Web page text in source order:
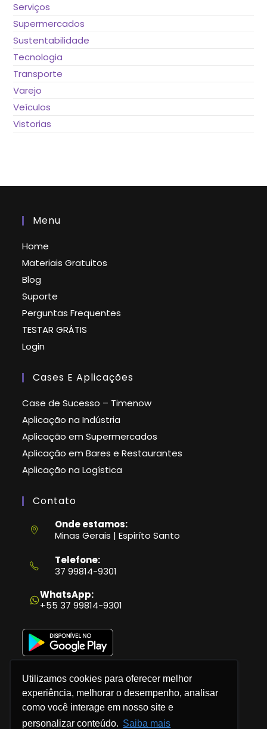
Utilizamos cookies para oferecer melhor
experiência, melhorar o desempenho, analisar
como você interage em nosso site e
personalizar conteúdo. Saiba mais
Serviços
Supermercados
Sustentabilidade
Tecnologia
Transporte
Varejo
Veículos
Vistorias
Menu
Home
Materiais Gratuitos
Blog
Suporte
Perguntas Frequentes
TESTAR GRÁTIS
Login
Cases E Aplicações
Case de Sucesso – Timenow
Aplicação na Indústria
Aplicação em Supermercados
Aplicação em Bares e Restaurantes
Aplicação na Logística
Contato
Onde estamos:
Minas Gerais | Espiríto Santo
Telefone:
37 99814-9301
em
seu
aplicativo
WhatsApp:
+55 37 99814-9301
Política de Privacidade